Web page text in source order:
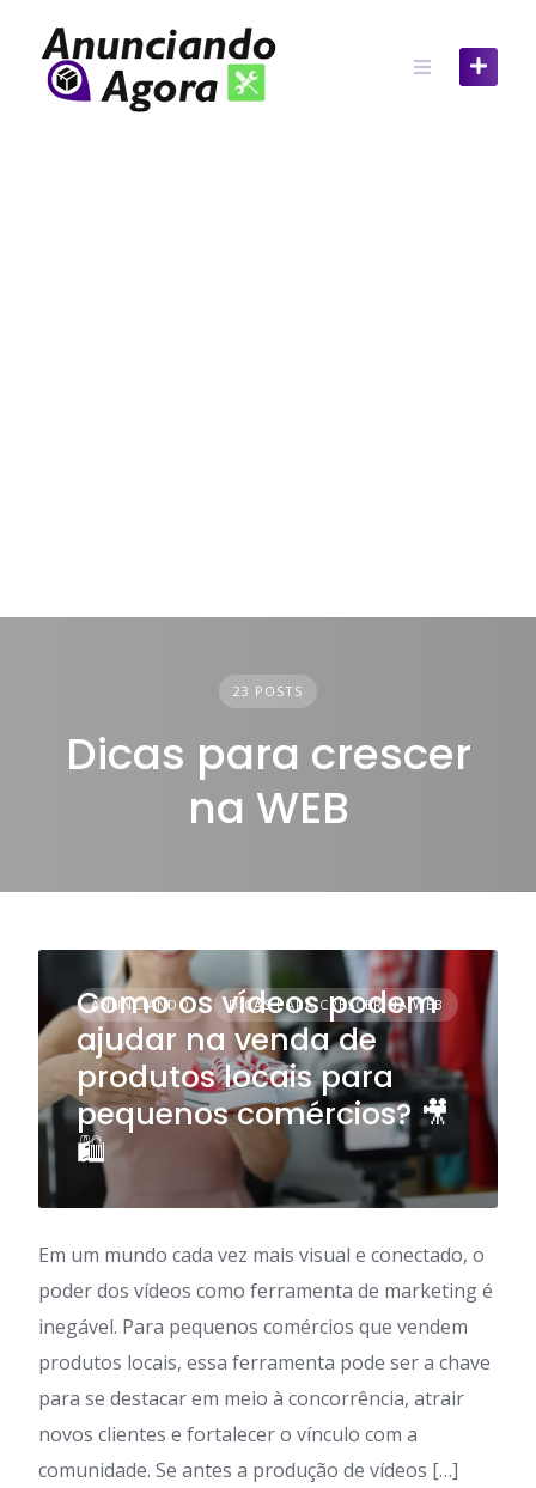
23 POSTS
Dicas para crescer
na WEB
ANUNCIANDO DICAS PARA CRESCER NA WEB
Como os vídeos podem
ajudar na venda de
produtos locais para
pequenos comércios? 🎥
🛍️
Em um mundo cada vez mais visual e conectado, o
poder dos vídeos como ferramenta de marketing é
inegável. Para pequenos comércios que vendem
produtos locais, essa ferramenta pode ser a chave
para se destacar em meio à concorrência, atrair
novos clientes e fortalecer o vínculo com a
comunidade. Se antes a produção de vídeos […]